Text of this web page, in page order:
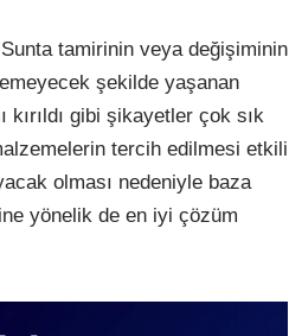
tamirinin veya değişiminin
şekilde yaşanan
gibi şikayetler çok sık
tercih edilmesi etkili
olması nedeniyle baza
yönelik de en iyi çözüm